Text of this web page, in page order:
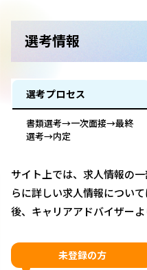
選考情報
選考プロセス
書類選考→一次面接→最終
選考→内定
サイト上では、求人情報の
らに詳しい求人情報につい
後、キャリアアドバイザーよ
未登録の方